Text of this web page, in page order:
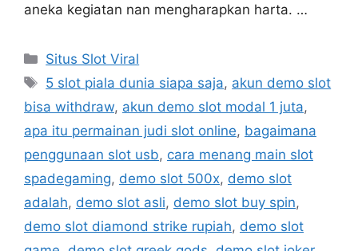
aneka kegiatan nan mengharapkan harta. …
Kategori
Situs Slot Viral
Tag
5 slot piala dunia siapa saja, akun demo slot
bisa withdraw, akun demo slot modal 1 juta,
apa itu permainan judi slot online, bagaimana
penggunaan slot usb, cara menang main slot
spadegaming, demo slot 500x, demo slot
adalah, demo slot asli, demo slot buy spin,
demo slot diamond strike rupiah, demo slot